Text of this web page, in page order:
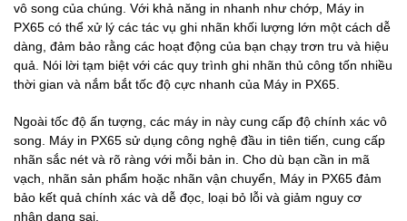
vô song của chúng. Với khả năng in nhanh như chớp, Máy in
PX65 có thể xử lý các tác vụ ghi nhãn khối lượng lớn một cách dễ
dàng, đảm bảo rằng các hoạt động của bạn chạy trơn tru và hiệu
quả. Nói lời tạm biệt với các quy trình ghi nhãn thủ công tốn nhiều
thời gian và nắm bắt tốc độ cực nhanh của Máy in PX65.
Ngoài tốc độ ấn tượng, các máy in này cung cấp độ chính xác vô
song. Máy in PX65 sử dụng công nghệ đầu in tiên tiến, cung cấp
nhãn sắc nét và rõ ràng với mỗi bản in. Cho dù bạn cần in mã
vạch, nhãn sản phẩm hoặc nhãn vận chuyển, Máy in PX65 đảm
bảo kết quả chính xác và dễ đọc, loại bỏ lỗi và giảm nguy cơ
nhận dạng sai.